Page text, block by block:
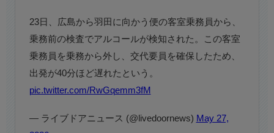
23日、広島から羽田に向かう便の客室乗務員から、
乗務前の検査でアルコールが検知された。この客室
乗務員を乗務から外し、交代要員を確保したため、
出発が40分ほど遅れたという。
pic.twitter.com/RwGqemm3fM
— ライブドアニュース (@livedoornews) May 27,